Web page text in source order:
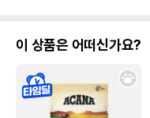
이 상품은 어떠신가요?